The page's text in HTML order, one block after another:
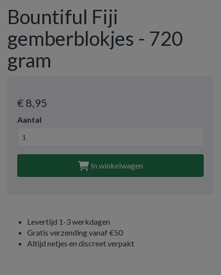
Bountiful Fiji
gemberblokjes - 720
gram
€ 8,95
Aantal
In winkelwagen
Levertijd 1-3 werkdagen
Gratis verzending vanaf €50
Altijd netjes en discreet verpakt